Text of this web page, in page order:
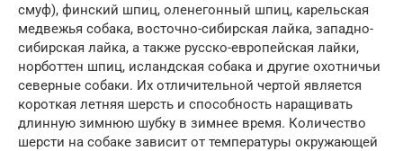
смуф), финский шпиц, оленегонный шпиц, карельская
медвежья собака, восточно-сибирская лайка, западно-
сибирская лайка, а также русско-европейская лайки,
норботтен шпиц, исландская собака и другие охотничьи
северные собаки. Их отличительной чертой является
короткая летняя шерсть и способность наращивать
длинную зимнюю шубку в зимнее время. Количество
шерсти на собаке зависит от температуры окружающей